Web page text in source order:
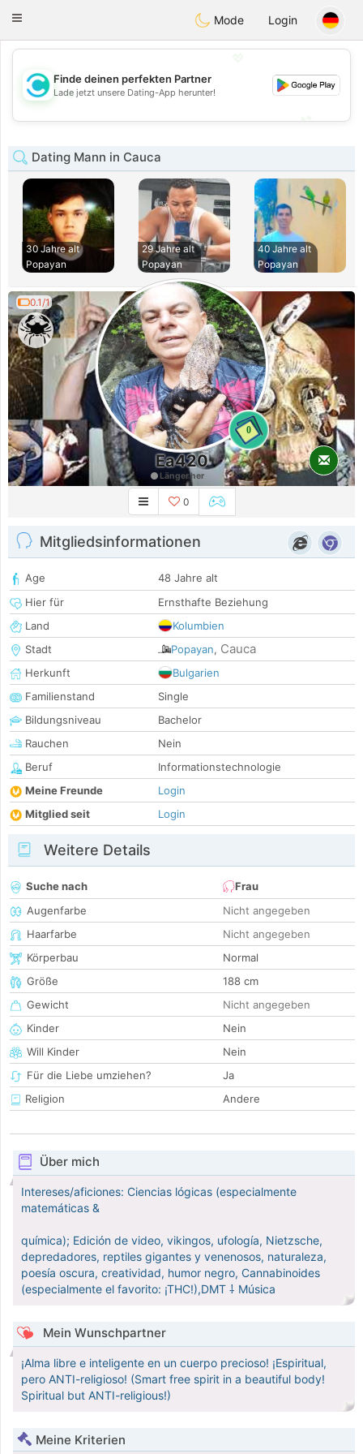
olombiaCitas
Toggle
Mode Login
💖
💕
Finde deinen perfekten Partner
Lade jetzt unsere Dating-App herunter!
Dating Mann in Cauca
30 Jahre alt
Popayan
29 Jahre alt
Popayan
40 Jahre alt
Popayan
0.1/1
0
Ea420
Länger her
0
Mitgliedsinformationen
Age
48 Jahre alt
Hier für
Ernsthafte Beziehung
Land
Kolumbien
Stadt
Popayan, Cauca
Herkunft
Bulgarien
Familienstand
Single
Bildungsniveau
Bachelor
Rauchen
Nein
Beruf
Informationstechnologie
Meine Freunde
Login
Mitglied seit
Login
Weitere Details
Suche nach
Frau
Augenfarbe
Nicht angegeben
Haarfarbe
Nicht angegeben
Körperbau
Normal
Größe
188 cm
Gewicht
Nicht angegeben
Kinder
Nein
Will Kinder
Nein
Für die Liebe umziehen?
Ja
Religion
Andere
Über mich
Intereses/aficiones: Ciencias lógicas (especialmente
matemáticas &
química); Edición de video, vikingos, ufología, Nietzsche,
depredadores, reptiles gigantes y venenosos, naturaleza,
poesía oscura, creatividad, humor negro, Cannabinoides
(especialmente el favorito: ¡THC!),DMT ⸸ Música
Mein Wunschpartner
¡Alma libre e inteligente en un cuerpo precioso! ¡Espiritual,
pero ANTI-religioso! (Smart free spirit in a beautiful body!
Spiritual but ANTI-religious!)
Meine Kriterien